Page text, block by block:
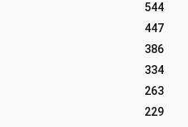
544
447
386
334
263
229